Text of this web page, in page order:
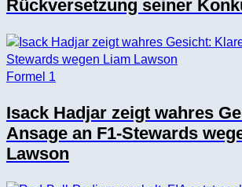
Rückversetzung seiner
Formel 1
Isack Hadjar zeigt wahres
Ansage an F1-Stewards
Lawson